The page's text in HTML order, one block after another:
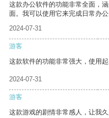
这款办公软件的功能非常全面，
面。我可以使用它来完成日常办
2024-07-31
游客
这款软件的功能非常强大，使用起
2024-07-31
游客
这款游戏的剧情非常感人，让我久